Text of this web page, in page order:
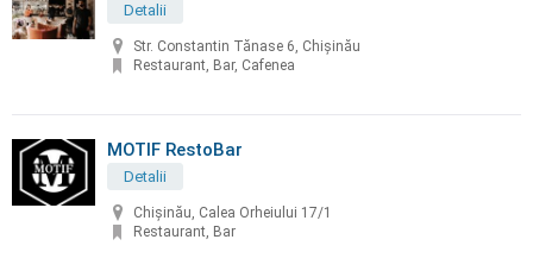
Detalii
Str. Constantin Tănase 6, Chișinău
Restaurant, Bar, Cafenea
MOTIF RestoBar
Detalii
Chișinău, Calea Orheiului 17/1
Restaurant, Bar